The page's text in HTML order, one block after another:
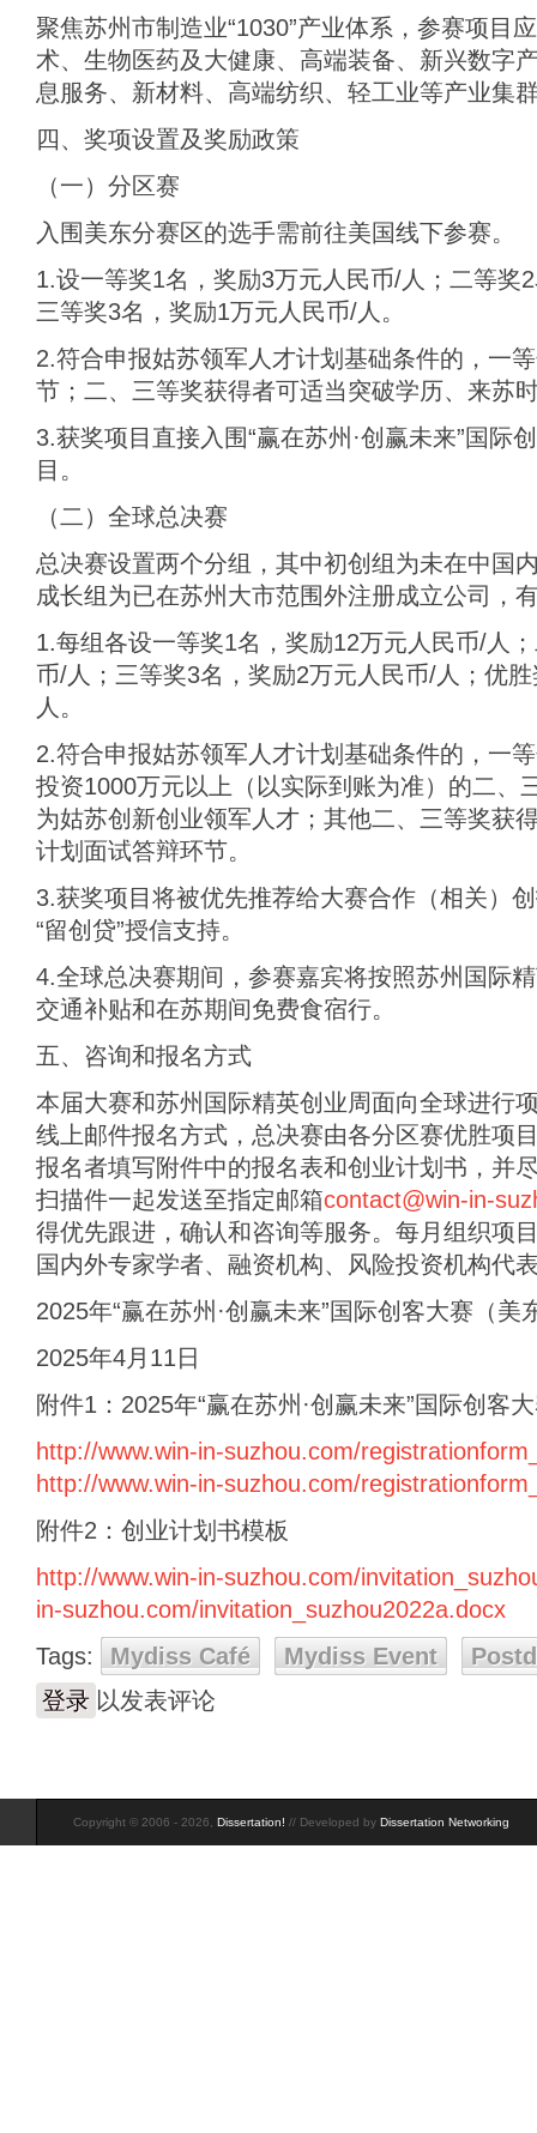
聚焦苏州市制造业“1030”产业体系，参赛项目
术、生物医药及大健康、高端装备、新兴数字
息服务、新材料、高端纺织、轻工业等产业集
四、奖项设置及奖励政策
（一）分区赛
入围美东分赛区的选手需前往美国线下参赛。
1.设一等奖1名，奖励3万元人民币/人；二等奖
三等奖3名，奖励1万元人民币/人。
2.符合申报姑苏领军人才计划基础条件的，一
节；二、三等奖获得者可适当突破学历、来苏
3.获奖项目直接入围“赢在苏州·创赢未来”国际
目。
（二）全球总决赛
总决赛设置两个分组，其中初创组为未在中国
成长组为已在苏州大市范围外注册成立公司，
1.每组各设一等奖1名，奖励12万元人民币/人
币/人；三等奖3名，奖励2万元人民币/人；优
人。
2.符合申报姑苏领军人才计划基础条件的，一
投资1000万元以上（以实际到账为准）的二、
为姑苏创新创业领军人才；其他二、三等奖获
计划面试答辩环节。
3.获奖项目将被优先推荐给大赛合作（相关）
“留创贷”授信支持。
4.全球总决赛期间，参赛嘉宾将按照苏州国际
交通补贴和在苏期间免费食宿行。
五、咨询和报名方式
本届大赛和苏州国际精英创业周面向全球进行
线上邮件报名方式，总决赛由各分区赛优胜项
报名者填写附件中的报名表和创业计划书，并
扫描件一起发送至指定邮箱contact@win-in-
得优先跟进，确认和咨询等服务。每月组织项
国内外专家学者、融资机构、风险投资机构代
2025年“赢在苏州·创赢未来”国际创客大赛（美
2025年4月11日
附件1：2025年“赢在苏州·创赢未来”国际创客
http://www.win-in-suzhou.com/
http://www.win-in-suzhou.com/
附件2：创业计划书模板
http://www.win-in-suzhou.com/
in-suzhou.com/invitation_suzhou2022a.docx
Tags:
Mydiss Café Mydiss Event
登录 以发表评论
Copyright © 2006 - 2026, Dissertation! // Developed by Dissertation Networking